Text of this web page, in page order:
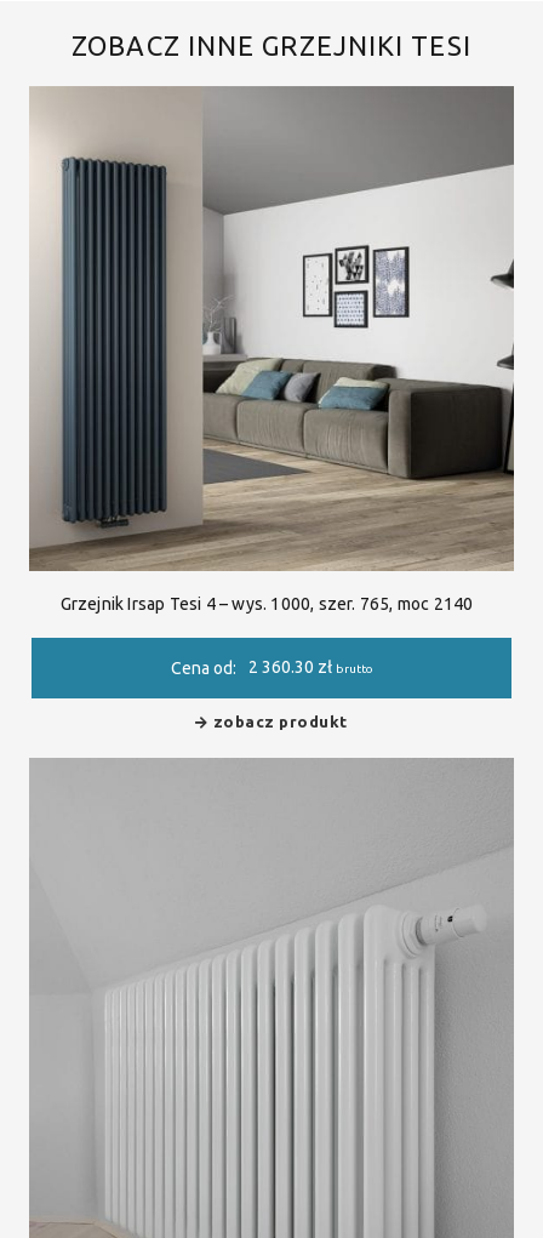
ZOBACZ INNE GRZEJNIKI TESI
Grzejnik Irsap Tesi 4 – wys. 1000, szer. 765, moc 2140
Cena od: 2 360.30 zł brutto
zobacz produkt